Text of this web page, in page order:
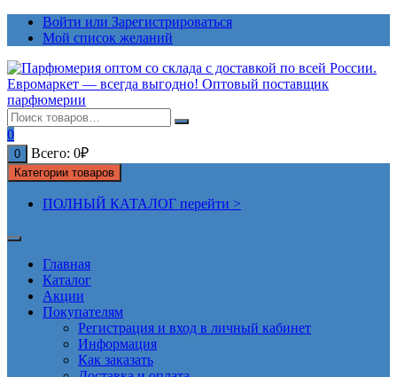
ПерейтиВойти или Зарегистрироваться
Мой список желаний
0
0 Всего: 0₽
Категории товаров
ПОЛНЫЙ КАТАЛОГ перейти >
Главная
Каталог
Акции
Покупателям
Регистрация и вход в личный кабинет
Информация
Как заказать